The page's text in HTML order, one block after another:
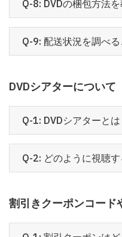
Q-8: DVDの梱包方法を
Q-9: 配送状況を調べ
DVDシアターについて
Q-1: DVDシアターとは
Q-2: どのように視聴
割引きクーポンコード